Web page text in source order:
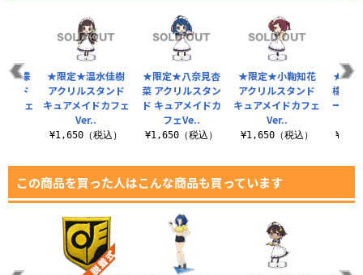
★限定★八奈見杏
菜 アクリルスタン
ド キュアメイドカ
フェVe..
¥1,650（税込）
★限定★小鞠知花
アクリルスタンド
キュアメイドカフェ
Ver..
¥1,650（税込）
★限
檬・
ージ
檸檬
ンド
カフェ
★限定★温水佳樹
アクリルスタンド
キュアメイドカフェ
Ver..
¥1,650（税込）
この商品を買った人はこんな商品も買っています